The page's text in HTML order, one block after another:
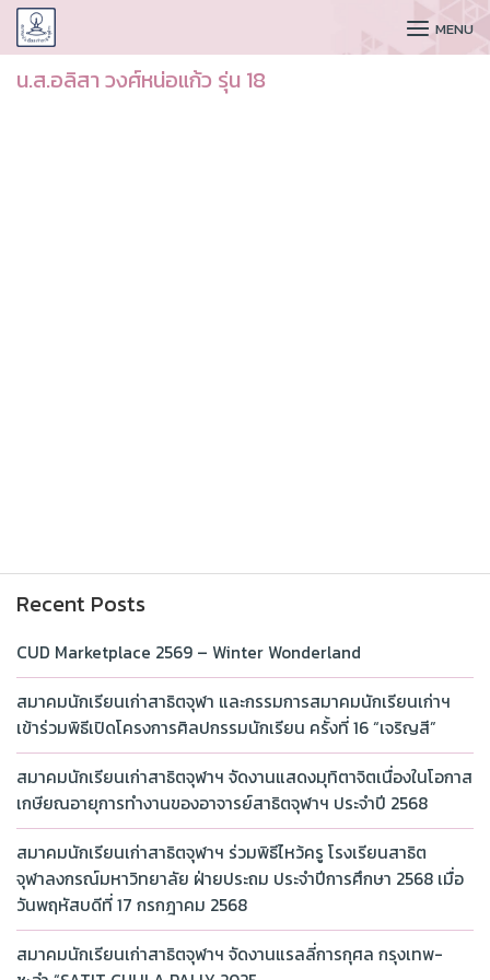
CUDAA MENU
น.ส.อลิสา วงศ์หน่อแก้ว รุ่น 18
Recent Posts
CUD Marketplace 2569 – Winter Wonderland
สมาคมนักเรียนเก่าสาธิตจุฬา และกรรมการสมาคมนักเรียนเก่าฯ
เข้าร่วมพิธีเปิดโครงการศิลปกรรมนักเรียน ครั้งที่ 16 “เจริญสี”
สมาคมนักเรียนเก่าสาธิตจุฬาฯ จัดงานแสดงมุทิตาจิตเนื่องในโอกาส
เกษียณอายุการทำงานของอาจารย์สาธิตจุฬาฯ ประจำปี 2568
สมาคมนักเรียนเก่าสาธิตจุฬาฯ ร่วมพิธีไหว้ครู โรงเรียนสาธิต
จุฬาลงกรณ์มหาวิทยาลัย ฝ่ายประถม ประจำปีการศึกษา 2568 เมื่อ
วันพฤหัสบดีที่ 17 กรกฎาคม 2568
สมาคมนักเรียนเก่าสาธิตจุฬาฯ จัดงานแรลลี่การกุศล กรุงเทพ-